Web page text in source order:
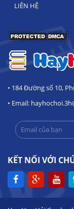
LIÊN HỆ
• 184 Đường số 10,
• Email:
KẾT NỐI VỚI